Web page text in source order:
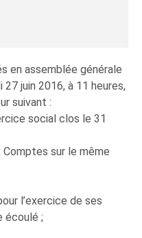
en assemblée générale
27 juin 2016, à 11 heures,
suivant :
social clos le 31
Comptes sur le même
l’exercice de ses
écoulé ;